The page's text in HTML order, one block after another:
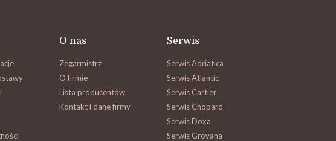
O nas
Zegarmistrz
O firmie
Lista producentów
Kontakt i dane firmy
Serwis
Serwis Adriatica
Serwis Atlantic
Serwis Cartier
Serwis Chopard
Serwis Doxa
Serwis Grovana